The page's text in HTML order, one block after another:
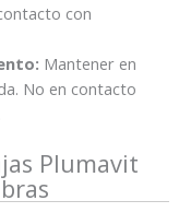
con
Mantener en
No en contacto
Plumavit